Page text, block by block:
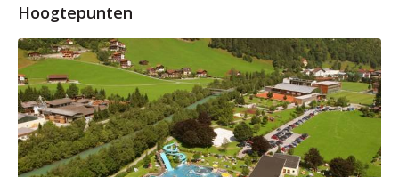
Hoogtepunten